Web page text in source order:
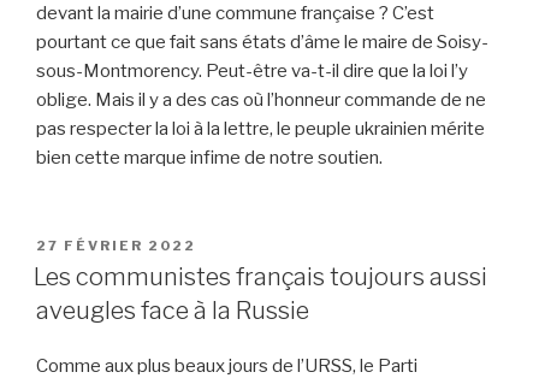
devant la mairie d’une commune française ? C’est
pourtant ce que fait sans états d’âme le maire de Soisy-
sous-Montmorency. Peut-être va-t-il dire que la loi l’y
oblige. Mais il y a des cas où l’honneur commande de ne
pas respecter la loi à la lettre, le peuple ukrainien mérite
bien cette marque infime de notre soutien.
PUBLIÉ
LE
27 FÉVRIER 2022
Les communistes français toujours aussi
aveugles face à la Russie
Comme aux plus beaux jours de l’URSS, le Parti